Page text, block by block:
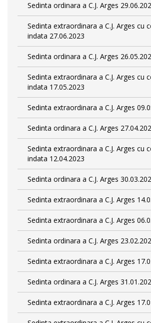
Sedinta ordinara a C.J. Arges
Sedinta extraordinara a C.J. Arges cu
indata 27.06.2023
Sedinta ordinara a C.J. Arges
Sedinta extraordinara a C.J. Arges cu
indata 17.05.2023
Sedinta extraordinara a C.J. Arges
Sedinta ordinara a C.J. Arges
Sedinta extraordinara a C.J. Arges cu
indata 12.04.2023
Sedinta ordinara a C.J. Arges
Sedinta extraordinara a C.J. Arges
Sedinta extraordinara a C.J. Arges
Sedinta ordinara a C.J. Arges
Sedinta extraordinara a C.J. Arges
Sedinta ordinara a C.J. Arges
Sedinta extraordinara a C.J. Arges